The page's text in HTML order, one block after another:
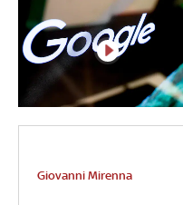
Giovanni Mirenna